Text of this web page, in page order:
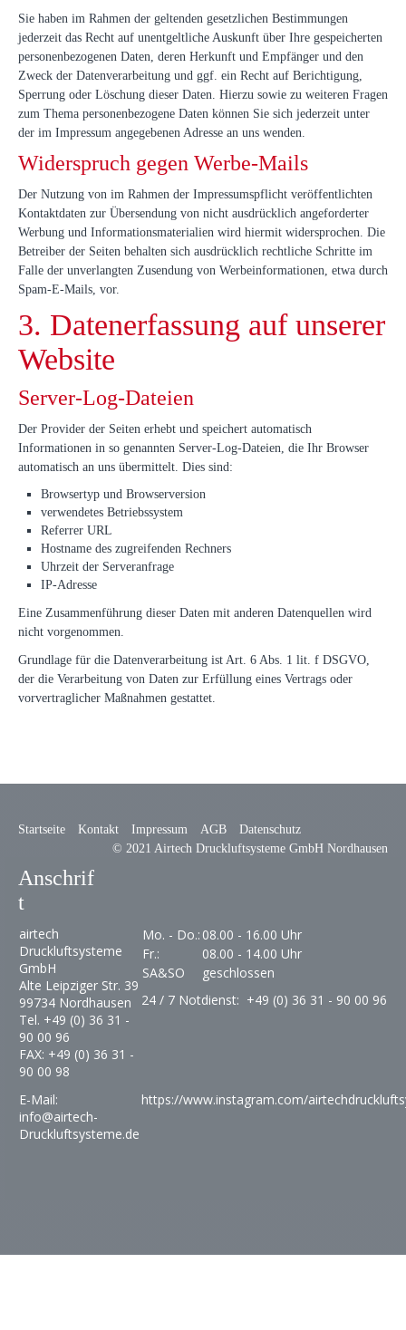
Sie haben im Rahmen der geltenden gesetzlichen Bestimmungen
jederzeit das Recht auf unentgeltliche Auskunft über Ihre gespeicherten
personenbezogenen Daten, deren Herkunft und Empfänger und den
Zweck der Datenverarbeitung und ggf. ein Recht auf Berichtigung,
Sperrung oder Löschung dieser Daten. Hierzu sowie zu weiteren Fragen
zum Thema personenbezogene Daten können Sie sich jederzeit unter
der im Impressum angegebenen Adresse an uns wenden.
Widerspruch gegen Werbe-Mails
Der Nutzung von im Rahmen der Impressumspflicht veröffentlichten
Kontaktdaten zur Übersendung von nicht ausdrücklich angeforderter
Werbung und Informationsmaterialien wird hiermit widersprochen. Die
Betreiber der Seiten behalten sich ausdrücklich rechtliche Schritte im
Falle der unverlangten Zusendung von Werbeinformationen, etwa durch
Spam-E-Mails, vor.
3. Datenerfassung auf unserer
Website
Server-Log-Dateien
Der Provider der Seiten erhebt und speichert automatisch
Informationen in so genannten Server-Log-Dateien, die Ihr Browser
automatisch an uns übermittelt. Dies sind:
Browsertyp und Browserversion
verwendetes Betriebssystem
Referrer URL
Hostname des zugreifenden Rechners
Uhrzeit der Serveranfrage
IP-Adresse
Eine Zusammenführung dieser Daten mit anderen Datenquellen wird
nicht vorgenommen.
Grundlage für die Datenverarbeitung ist Art. 6 Abs. 1 lit. f DSGVO,
der die Verarbeitung von Daten zur Erfüllung eines Vertrags oder
vorvertraglicher Maßnahmen gestattet.
Startseite Kontakt Impressum AGB
Datenschutz
© 2021 Airtech Druckluftsysteme GmbH Nordhausen
Anschrif
t
airtech
Druckluftsysteme
GmbH
Alte Leipziger Str. 39
99734 Nordhausen
Tel. +49 (0) 36 31 -
90 00 96
FAX: +49 (0) 36 31 -
90 00 98
Mo. - Do.: 08.00 - 16.00 Uhr
Fr.:
08.00 - 14.00 Uhr
SA&SO
geschlossen
24 / 7 Notdienst: +49 (0) 36 31 - 90 00 96
E-Mail:
info@airtech-
Druckluftsysteme.de
https://www.instagram.com/